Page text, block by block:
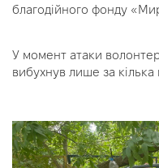
благодійного фонду
У момент атаки
вибухнув лише за кілька